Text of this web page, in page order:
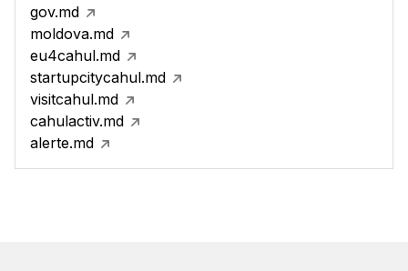
gov.md
moldova.md
eu4cahul.md
startupcitycahul.md
visitcahul.md
cahulactiv.md
alerte.md